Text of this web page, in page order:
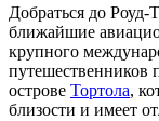
Добраться до Роуд-
ближайшие
крупного
путешественников
острове Тортола,
близости и имеет